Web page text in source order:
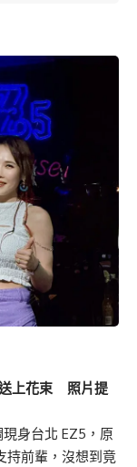
送上花束 照片提
現身台北 EZ5，原
持前輩，沒想到竟